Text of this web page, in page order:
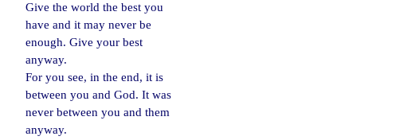
Give the world the best you
have and it may never be
enough. Give your best
anyway.
For you see, in the end, it is
between you and God. It was
never between you and them
anyway.